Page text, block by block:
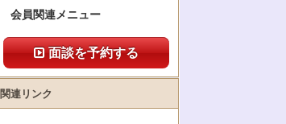
会員関連メニュー
面談を予約する
関連リンク